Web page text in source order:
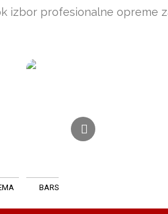
izbor profesionalne opreme
BARSKA OPREMA